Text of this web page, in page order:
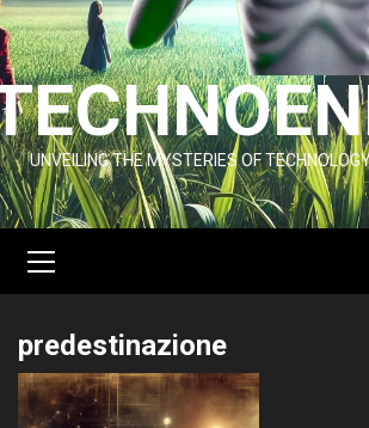
UNVEILING THE MYSTERIES OF
Menu
predestinazione